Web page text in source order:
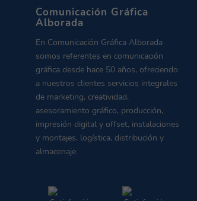
Comunicación Gráfica
Alborada
En Comunicación Gráfica Alborada
somos referentes en comunicación
gráfica desde hace 50 años, ofreciendo
a nuestros clientes servicios integrales
de marketing, creatividad,
asesoramiento gráfico, producción,
impresión digital y offset, instalaciones
y montajes, logística, distribución y
almacenaje